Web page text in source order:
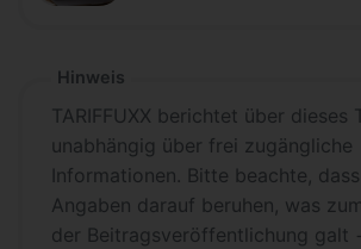
Hinweis
TARIFFUXX berichtet über dieses
unabhängig über frei zugängliche
Informationen. Bitte beachte,
Angaben darauf beruhen, was
der Beitragsveröffentlichung galt